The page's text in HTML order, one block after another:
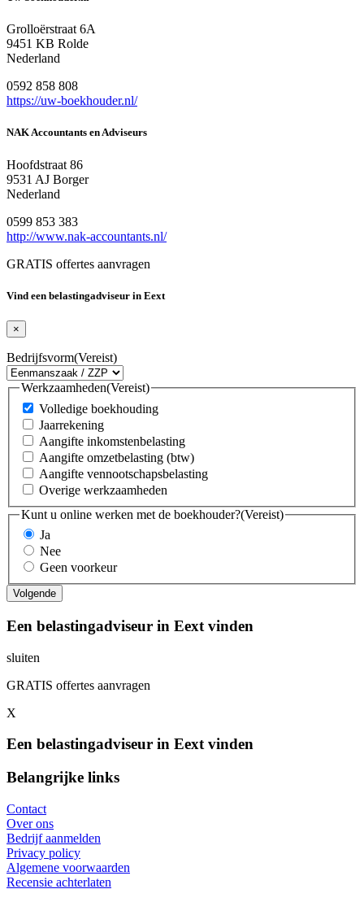
Grolloërstraat 6A
9451 KB Rolde
Nederland
0592 858 808
https://uw-boekhouder.nl/
NAK Accountants en Adviseurs
Hoofdstraat 86
9531 AJ Borger
Nederland
0599 853 383
http://www.nak-accountants.nl/
GRATIS offertes aanvragen
Vind een belastingadviseur in Eext
×
Bedrijfsvorm(Vereist)
Werkzaamheden(Vereist)
Volledige boekhouding
Jaarrekening
Aangifte inkomstenbelasting
Aangifte omzetbelasting (btw)
Aangifte vennootschapsbelasting
Overige werkzaamheden
Kunt u online werken met de boekhouder?(Vereist)
Ja
Nee
Geen voorkeur
Een belastingadviseur in Eext vinden
sluiten
GRATIS offertes aanvragen
X
Een belastingadviseur in Eext vinden
Belangrijke links
Contact
Over ons
Bedrijf aanmelden
Privacy policy
Algemene voorwaarden
Recensie achterlaten